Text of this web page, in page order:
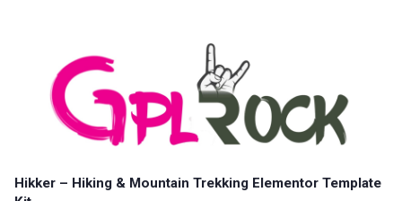
Hikker – Hiking & Mountain Trekking Elementor Template